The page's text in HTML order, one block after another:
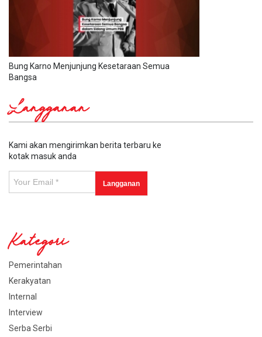
Bung Karno Menjunjung Kesetaraan Semua
Bangsa
Langganan
Kami akan mengirimkan berita terbaru ke
kotak masuk anda
Kategori
Pemerintahan
Kerakyatan
Internal
Interview
Serba Serbi